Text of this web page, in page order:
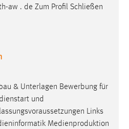
aw . de Zum Profil Schließen
& Unterlagen Bewerbung für
und
Links
Medienproduktion